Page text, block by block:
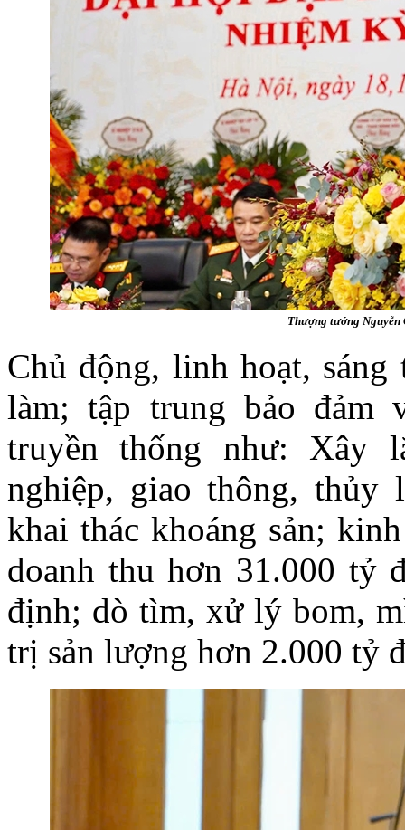
Thượng tướng
Chủ động, linh hoạt,
làm; tập trung bảo đảm
truyền thống như: Xây
nghiệp, giao thông,
khai thác khoáng sản;
doanh thu hơn 31.000 tỷ
định; dò tìm, xử lý bom,
trị sản lượng hơn 2.000 tỷ